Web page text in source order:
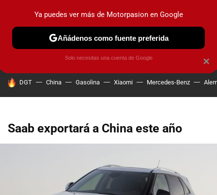
PRUEBAS COCHES ELÉCTRICOS OBSERVATORIO
HOY SE HABLA DE
DGT China Gasolina Xiaomi Mercedes-Benz
Saab exportará a China este año
×
Ya puedes ver más de Motorpasion en Google
Añádenos como fuente preferida
Solo necesitas una cuenta de Google